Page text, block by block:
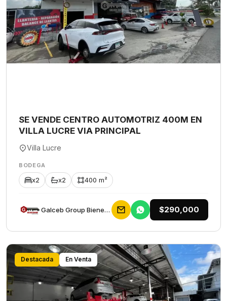
SE VENDE CENTRO AUTOMOTRIZ 400M EN
VILLA LUCRE VIA PRINCIPAL
Villa Lucre
BODEGA
x2 x2 400 m²
Galceb Group Bienes Raices $290,000
Destacada En Venta